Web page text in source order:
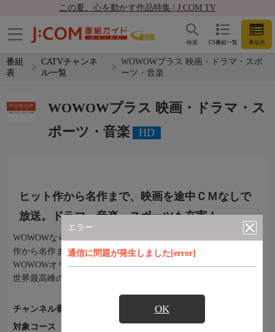
この夏、心を動かす作品特集 | J:COM TV
CS番組一覧 番組表
検索
番組
表
CATVチャンネ
ル一覧
WOWOWプラス 映画・ドラマ・スポ
ーツ・音楽
エラー
通信に問題が発生しました[error]
OK
WOWOWプラス 映画・ドラマ・ス
ポーツ・音楽
HD
ヒット作から名作まで、映画を途中ＣＭなしで
放送。ドラマ、音楽、スポーツも充実！
WOWOWならではの魅力あふれる番組をお届けします。ヒット
作から名作まで、様々な映画を高画質＆途中CMなしで放送。
WOWOWオリジナルドラマ、人気アーティストの音楽ライブ、
世界最高峰のスポーツも充実。
チャンネル番号
対象コース